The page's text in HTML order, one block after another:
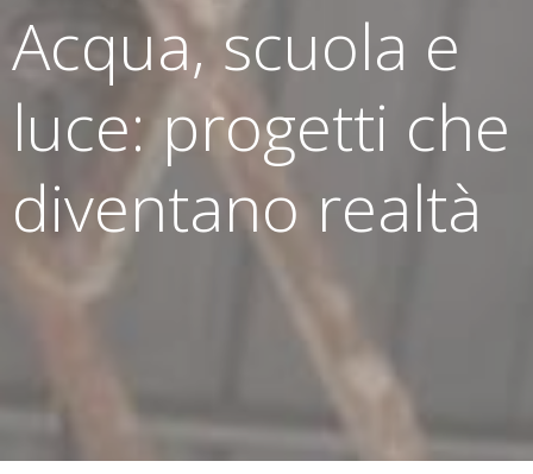
Acqua, scuola e
luce: progetti che
diventano realtà